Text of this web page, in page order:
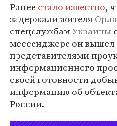
Ранее стало известно,
задержали жителяОрла
спецслужбамУкраины
мессенджере он вышел
представителями
информационного
своей готовности
информацию об
России.